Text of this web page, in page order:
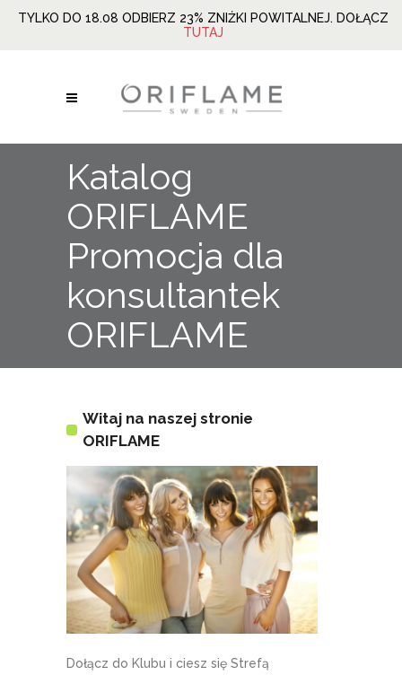
TYLKO DO 18.08 ODBIERZ 23% ZNIŻKI POWITALNEJ. DOŁĄCZ
TUTAJ
Katalog
ORIFLAME
Promocja dla
konsultantek
ORIFLAME
Witaj na naszej stronie
ORIFLAME
Dołącz do Klubu i ciesz się Strefą